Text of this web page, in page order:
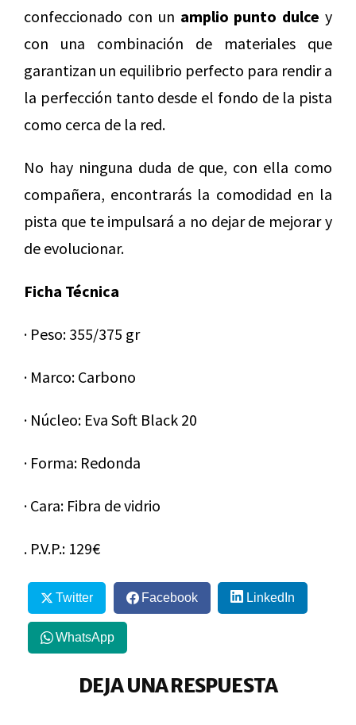
confeccionado con un amplio punto dulce y
con una combinación de materiales que
garantizan un equilibrio perfecto para rendir a
la perfección tanto desde el fondo de la pista
como cerca de la red.
No hay ninguna duda de que, con ella como
compañera, encontrarás la comodidad en la
pista que te impulsará a no dejar de mejorar y
de evolucionar.
Ficha Técnica
· Peso: 355/375 gr
· Marco: Carbono
· Núcleo: Eva Soft Black 20
· Forma: Redonda
· Cara: Fibra de vidrio
. P.V.P.: 129€
Twitter Facebook LinkedIn
WhatsApp
DEJA UNA RESPUESTA